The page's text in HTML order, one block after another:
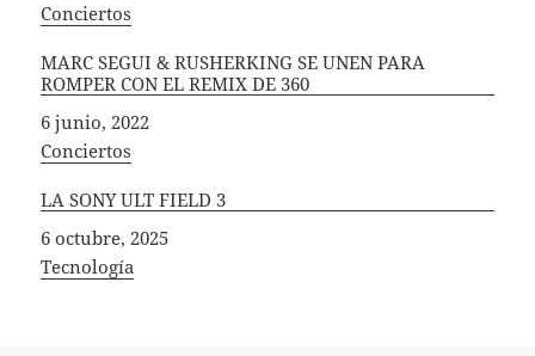
In relation to
Conciertos
MARC SEGUI & RUSHERKING SE UNEN PARA
ROMPER CON EL REMIX DE 360
Fecha
6 junio, 2022
In relation to
Conciertos
LA SONY ULT FIELD 3
Fecha
6 octubre, 2025
In relation to
Tecnología